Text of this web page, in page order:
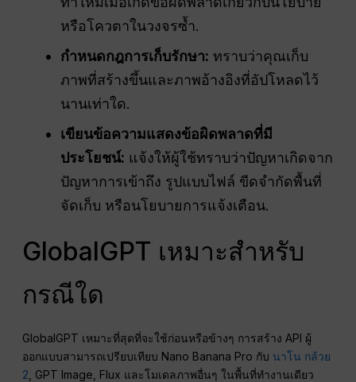
หรือโควตาในวงจรซ้ำ.
กำหนดกฎการเก็บรักษา: ทราบว่าคุณเก็บ
ภาพที่สร้างขึ้นและภาพอ้างอิงที่อัปโหลดไว้
นานเท่าใด.
เขียนข้อความแสดงข้อผิดพลาดที่มี
ประโยชน์: แจ้งให้ผู้ใช้ทราบว่าปัญหาเกิดจาก
ปัญหาการเข้าถึง รูปแบบไฟล์ ขีดจำกัดพื้นที่
จัดเก็บ หรือนโยบายการแจ้งเตือน.
GlobalGPT เหมาะสำหรับ
กรณีใด
GlobalGPT เหมาะที่สุดที่จะใช้ก่อนหรือข้างๆ การสร้าง API ผู้
ออกแบบสามารถเปรียบเทียบ Nano Banana Pro กับ นาโน กล้วย
2 , GPT Image, Flux และโมเดลภาพอื่นๆ ในพื้นที่ทำงานเดียว